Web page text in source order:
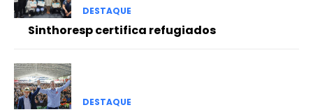
DESTAQUE
Sinthoresp certifica refugiados
DESTAQUE